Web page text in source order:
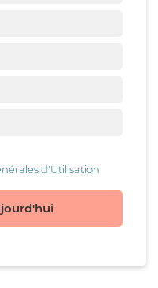
d'Utilisation